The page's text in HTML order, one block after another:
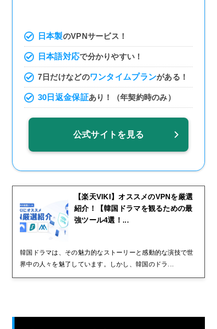
日本製のVPNサービス！
日本語対応で分かりやすい！
7日だけなどのワンタイムプランがある！
30日返金保証あり！（年契約時のみ）
公式サイトを見る
【楽天VIKI】オススメのVPNを厳選
紹介！【韓国ドラマを観るための最
強ツール4選！...
韓国ドラマは、その魅力的なストーリーと感動的な演技で世
界中の人々を魅了しています。しかし、韓国のドラ...